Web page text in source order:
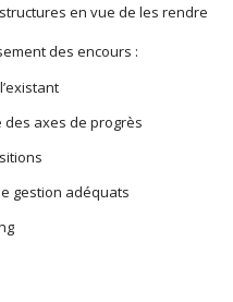
en vue de les rendre
des encours :
axes de progrès
gestion adéquats